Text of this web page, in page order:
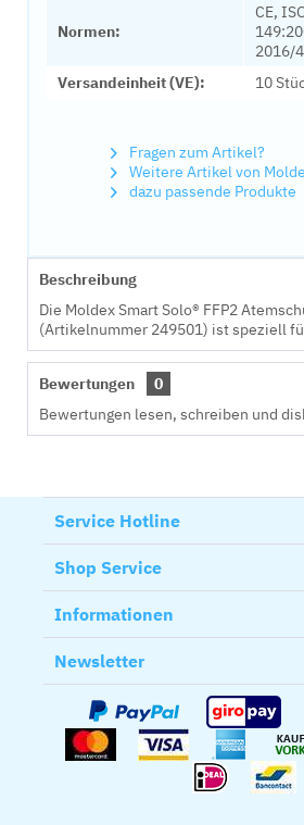
Normen:
CE,
2016/
Versandeinheit (VE):
10
Fragen zum Artikel?
Weitere Artikel von
dazu passende Produkte
Beschreibung
Die Moldex Smart Solo® FFP2
(Artikelnummer 249501) ist speziell
Bewertungen
0
Bewertungen lesen, schreiben und
Service Hotline
Shop Service
Informationen
Newsletter